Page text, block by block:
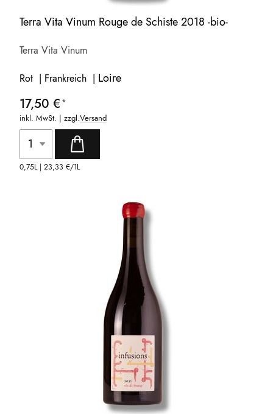
Terra Vita Vinum Rouge de Schiste 2018 -bio-
Terra Vita Vinum
Rot | Frankreich | Loire
17,50 €
inkl. MwSt. | zzgl.Versand
0,75L |23,33 €/1L